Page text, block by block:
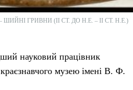
ГРИВНИ (ІІ СТ. ДО Н.Е. – ІІ СТ. Н.Е.)
науковий працівник
музею імені В. Ф.